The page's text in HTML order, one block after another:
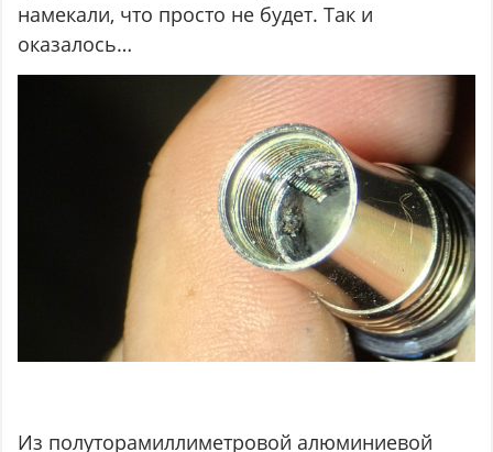
намекали, что просто не будет. Так и
оказалось…
Из полуторамиллиметровой алюминиевой